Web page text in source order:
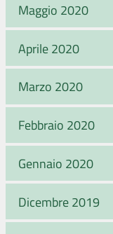
Maggio 2020
Aprile 2020
Marzo 2020
Febbraio 2020
Gennaio 2020
Dicembre 2019